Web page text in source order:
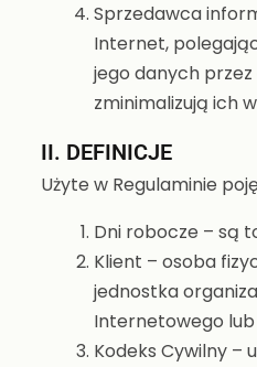
Sprzedawca
Internet,
jego danych
zminimalizują ich
II. DEFINICJE
Użyte w Regulaminie
Dni robocze – są
Klient – osoba
jednostka
Internetowego
Kodeks Cywilny –